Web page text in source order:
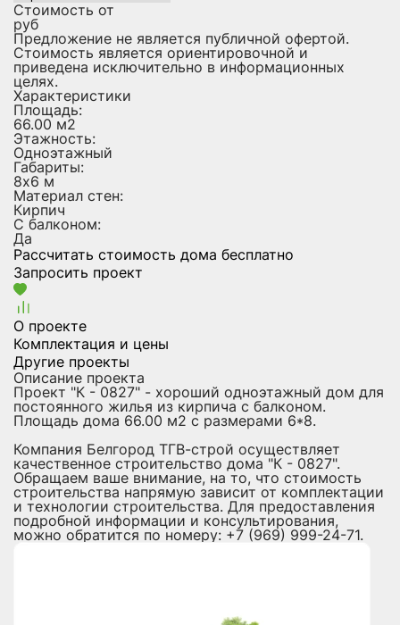
Стоимость от
руб
Предложение не является публичной офертой.
Стоимость является ориентировочной и
приведена исключительно в информационных
целях.
Характеристики
Площадь:
66.00 м2
Этажность:
Одноэтажный
Габариты:
8х6 м
Материал стен:
Кирпич
С балконом:
Да
Рассчитать стоимость дома бесплатно
Запросить проект
О проекте
Комплектация и цены
Другие проекты
Описание проекта
Проект "К - 0827" - хороший одноэтажный дом для
постоянного жилья из кирпича с балконом.
Площадь дома 66.00 м2 с размерами 6*8.
Компания Белгород ТГВ-строй осуществляет
качественное строительство дома "К - 0827".
Обращаем ваше внимание, на то, что стоимость
строительства напрямую зависит от комплектации
и технологии строительства. Для предоставления
подробной информации и консультирования,
можно обратится по номеру: +7 (969) 999-24-71.